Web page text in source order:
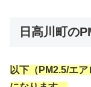
日高川町の
以下（PM2.5/エ